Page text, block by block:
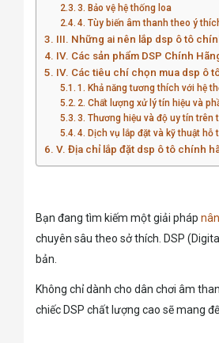
3. Bảo vệ hệ thống loa
4. Tùy biến âm thanh theo ý
III. Những ai nên lắp dsp ô tô
IV. Các sản phẩm DSP Chính
IV. Các tiêu chí chọn mua dsp ô
1. Khả năng tương thích với hệ
2. Chất lượng xử lý tín hiệu và
3. Thương hiệu và độ uy tín trên
4. Dịch vụ lắp đặt và kỹ thuật hỗ
V. Địa chỉ lắp đặt dsp ô tô chính
Bạn đang tìm kiếm một giải pháp
chuyên sâu theo sở thích. DSP
bản.
Không chỉ dành cho dân chơi âm
chiếc DSP chất lượng cao sẽ mang